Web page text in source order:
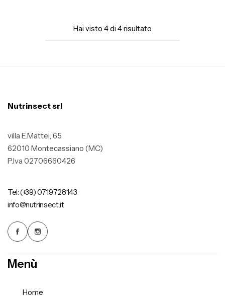
Hai visto 4di 4risultato
Nutrinsect srl
villa E.Mattei, 65
62010 Montecassiano (MC)
P.Iva 02706660426
Tel: (+39) 0719728143
info@nutrinsect.it
Menù
Home